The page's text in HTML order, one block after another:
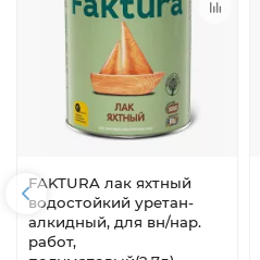
FAKTURA лак яхтный
водостойкий уретан-
алкидный, для вн/нар.
работ,